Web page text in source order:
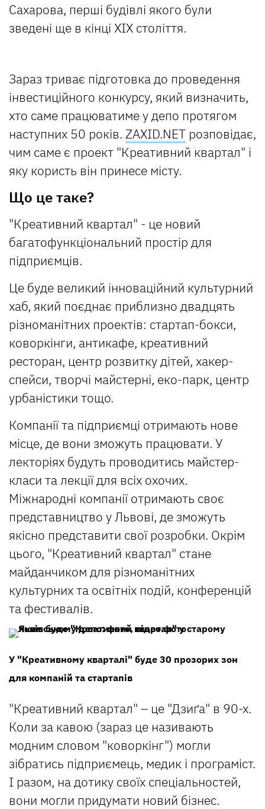
Сахарова, перші будівлі якого були
зведені ще в кінці ХІХ століття.
Зараз триває підготовка до проведення
інвестиційного конкурсу, який визначить,
хто саме працюватиме у депо протягом
наступних 50 років. ZAXID.NET розповідає,
чим саме є проект "Креативний квартал" і
яку користь він принесе місту.
Що це таке?
"Креативний квартал" - це новий
багатофункціональний простір для
підприємців.
Це буде великий інноваційний культурний
хаб, який поєднає приблизно двадцять
різноманітних проектів: стартап-бокси,
коворкінги, антикафе, креативний
ресторан, центр розвитку дітей, хакер-
спейси, творчі майстерні, еко-парк, центр
урбаністики тощо.
Компанії та підприємці отримають нове
місце, де вони зможуть працювати. У
лекторіях будуть проводитись майстер-
класи та лекції для всіх охочих.
Міжнародні компанії отримають своє
представництво у Львові, де зможуть
якісно представити свої розробки. Окрім
цього, "Креативний квартал" стане
майданчиком для різноманітних
культурних та освітніх подій, конференцій
та фестивалів.
У "Креативному кварталі" буде 30 прозорих зон
для компаній та стартапів
"Креативний квартал" – це "Дзиґа" в 90-х.
Коли за кавою (зараз це називають
модним словом "коворкінг") могли
зібратись підприємець, медик і програміст.
І разом, на дотику своїх спеціальностей,
вони могли придумати новий бізнес.